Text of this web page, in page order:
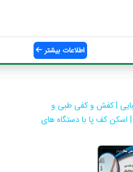
اطلاعات بیشتر
| کفش و کفی طبی و
اسکن کف پا با دستگاه های